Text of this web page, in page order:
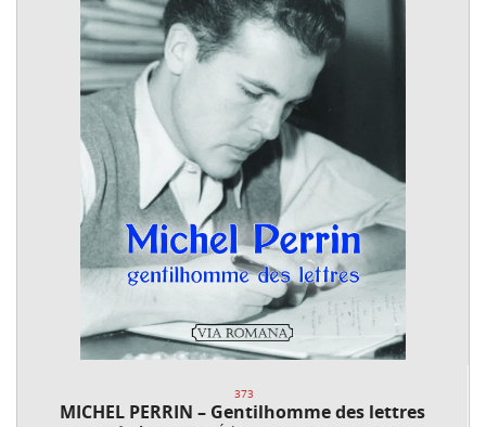
373
MICHEL PERRIN – Gentilhomme des lettres